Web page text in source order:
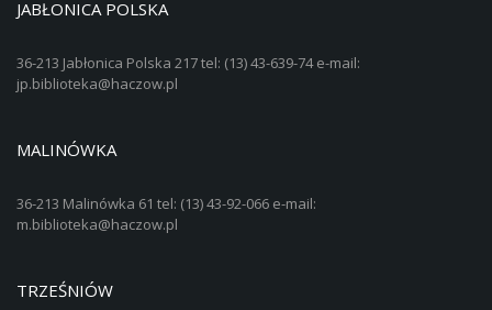
JABŁONICA POLSKA
36-213 Jabłonica Polska 217 tel: (13) 43-639-74 e-mail:
jp.biblioteka@haczow.pl
MALINÓWKA
36-213 Malinówka 61 tel: (13) 43-92-066 e-mail:
m.biblioteka@haczow.pl
TRZEŚNIÓW